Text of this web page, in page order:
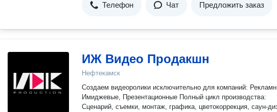
Телефон Чат Предложить заказ
ИЖ Видео Продакшн
Нефтекамск
Создаем видеоролики исключительно для компаний:
Имиджевые, Презентационные Полный цикл производства:
Сценарий, съемки, монтаж, графика, цветокоррекция, саун-